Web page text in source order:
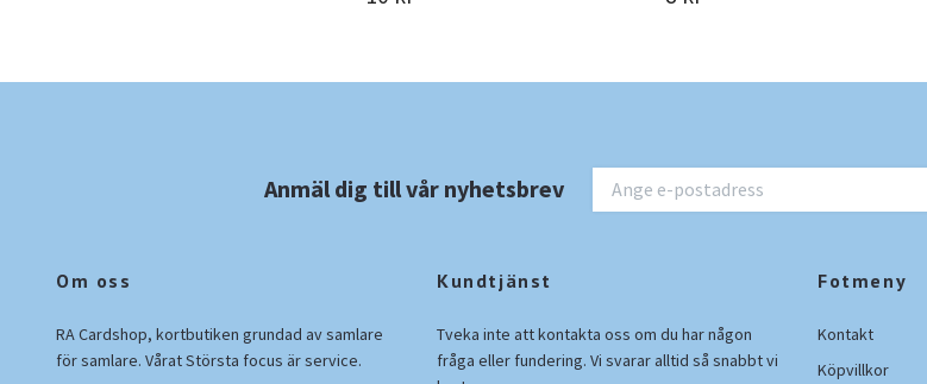
Anmäl dig till vår nyhetsbrev
Om oss
RA Cardshop, kortbutiken grundad av samlare
för samlare. Vårat Största focus är service.
Kundtjänst
Tveka inte att kontakta oss om du har någon
fråga eller fundering. Vi svarar alltid så snabbt vi
Fotmeny
Kontakt
Köpvillkor